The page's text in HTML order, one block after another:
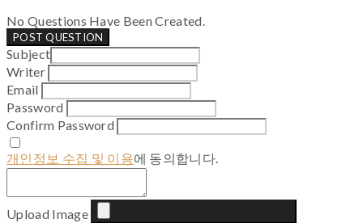
No Questions Have Been Created.
POST QUESTION
Subject
Writer
Email
Password
Confirm Password
개인정보 수집 및 이용에 동의합니다.
Upload Image